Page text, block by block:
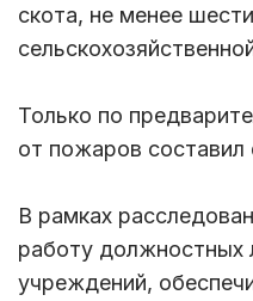
скота, не менее
Только по
от пожаров
В рамках
работу должностных
учреждений,